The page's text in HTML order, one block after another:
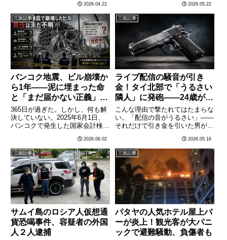
差す残忍な犯行に、タイ全土が怒
りと衝撃に包まれている。——事
件は4月19日午前1時6分頃………
2026.04.22
釈放された！ タイの法廷が意外
な判断を下したことに、ネット上
では批判の嵐が巻き起こってい
る。「カルマ除去」名目で
被………
2026.05.22
三面記事
バンコク地震、ビル崩壊か
ら1年——泥に埋まった命
と「まだ届かない正義」に
遺族が涙
365日が過ぎた。しかし、何も解
決していない。2025年6月1日、
バンコクで発生した国家会計検査
壊事故から、本日でちょうど1年
を迎えた。タイ最大手新聞のタイ
ラットが大型特集を組み、遺族の
声とともに事故の現状を伝………
2026.06.02
三面記事
ライブ配信の騒音が引き
金！タイ北部で「うるさい
隣人」に発砲——24歳が右
腕に銃弾
こんな理由で撃たれてはたまらな
い。「配信の音がうるさい」——
それだけで引き金を引いた男がい
ライ県トゥン地区のある住宅で、
男がライブ配信動画の騒音をめぐ
って隣人を銃撃するという衝撃的
な事件が起きた。被害者のシ
ワ………
2026.05.16
三面記事
サムイ島のロシア人仮想通
貨恐喝事件、容疑者の外国
人２人逮捕
三面記事
パタヤの人気ホテル屋上バ
ーが炎上！観光客が大パニ
ックで避難騒動、負傷者も